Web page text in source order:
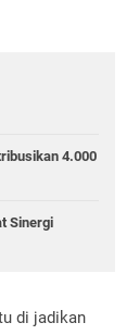
4.000
Sinergi
di jadikan